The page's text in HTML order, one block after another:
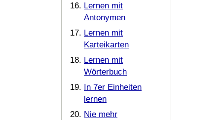
Lernen mit
Antonymen
Lernen mit
Karteikarten
Lernen mit
Wörterbuch
In 7er Einheiten
lernen
Nie mehr